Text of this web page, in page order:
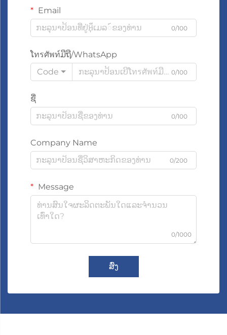
Email
0/100
ໂทรศัพท์ມືຖື/WhatsApp
Code
0/100
ຊື່
0/100
Company Name
0/200
Message
0/1000
ສົ່ງ